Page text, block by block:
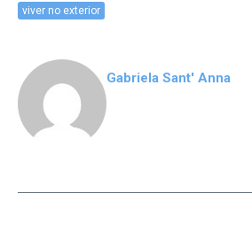
viver no exterior
Gabriela Sant' Anna